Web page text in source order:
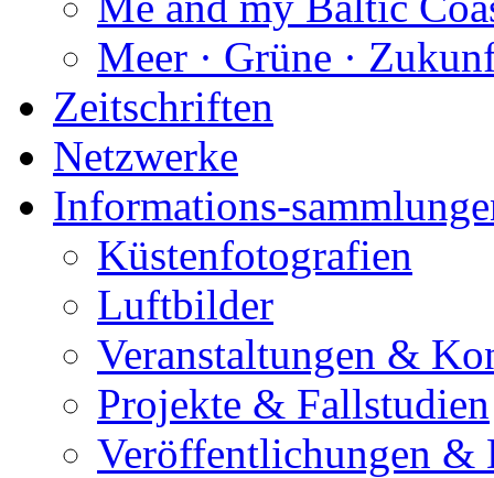
Meer · Grüne ·
Zeitschriften
Netzwerke
Informations-
Küstenfotografien
Luftbilder
Veranstaltungen &
Projekte & Fallstudien
Veröffentlichungen &